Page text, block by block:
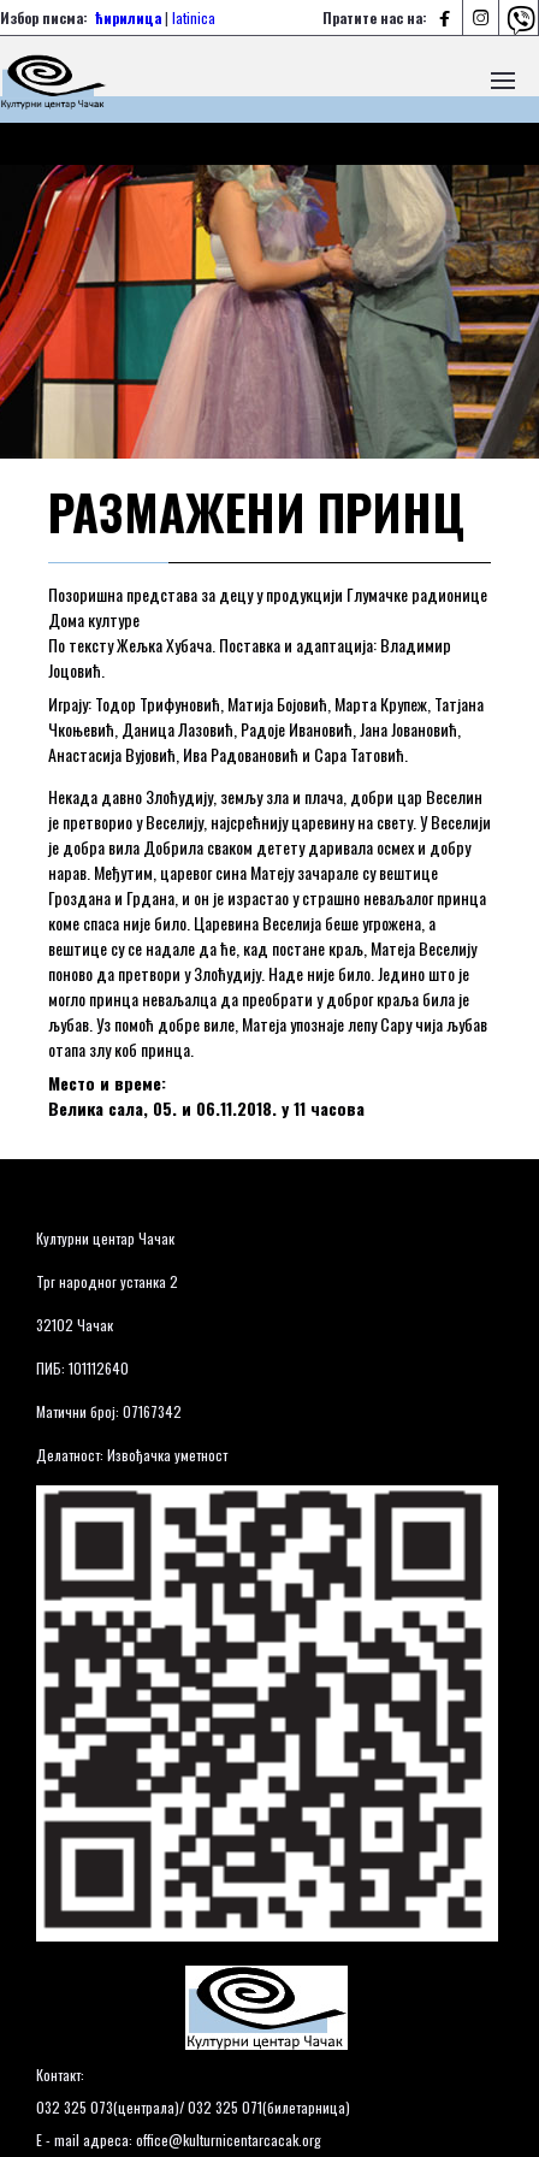
Пратите нас на:   
Избор писма: ћирилица| latinica
РАЗМАЖЕНИ ПРИНЦ
Позоришна представа за децу у продукцији Глумачке радионице
Дома културе
По тексту Жељка Хубача. Поставка и адаптација: Владимир
Јоцовић.
Играју: Тодор Трифуновић, Матија Бојовић, Марта Крупеж, Татјана
Чкоњевић, Даница Лазовић, Радоје Ивановић, Јана Јовановић,
Анастасија Вујовић, Ива Радовановић и Сара Татовић.
Некада давно Злоћудију, земљу зла и плача, добри цар Веселин
је претворио у Веселију, најсрећнију царевину на свету. У Веселији
је добра вила Добрила сваком детету даривала осмех и добру
нарав. Међутим, царевог сина Матеју зачарале су вештице
Гроздана и Грдана, и он је израстао у страшно неваљалог принца
коме спаса није било. Царевина Веселија беше угрожена, а
вештице су се надале да ће, кад постане краљ, Матеја Веселију
поново да претвори у Злоћудију. Наде није било. Једино што је
могло принца неваљалца да преобрати у доброг краља била је
љубав. Уз помоћ добре виле, Матеја упознаје лепу Сару чија љубав
отапа злу коб принца.
Место и време:
Велика сала, 05. и 06.11.2018. у 11 часова
Културни центар Чачак
Трг народног устанка 2
32102 Чачак
ПИБ: 101112640
Матични број: 07167342
Делатност: Извођачка уметност
Контакт:
032 325 073(централа)/ 032 325 071(билетарница)
E - mail адреса: office@kulturnicentarcacak.org